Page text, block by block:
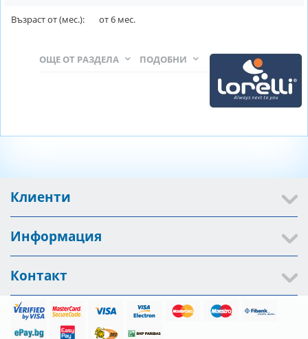
Възраст от (мес.): от6 мес.
ПОДОБНИ
ОЩЕ ОТ РАЗДЕЛА
Клиенти
Информация
Контакт